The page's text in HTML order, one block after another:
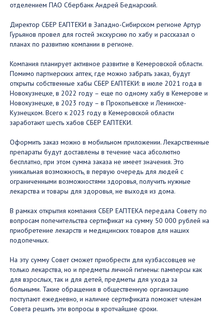
отделением ПАО Сбербанк Андрей Беднарский.
Директор СБЕР ЕАПТЕКИ в Западно-Сибирском регионе Артур
Гурьянов провел для гостей экскурсию по хабу и рассказал о
планах по развитию компании в регионе.
Компания планирует активное развитие в Кемеровской области.
Помимо партнерских аптек, где можно забрать заказ, будут
открыты собственные хабы СБЕР ЕАПТЕКИ: в июле 2021 года в
Новокузнецке, в 2022 году – еще по одному хабу в Кемерове и
Новокузнецке, в 2023 году – в Прокопьевске и Ленинске-
Кузнецком. Всего к 2023 году в Кемеровской области
заработают шесть хабов СБЕР ЕАПТЕКИ.
Оформить заказ можно в мобильном приложении. Лекарственные
препараты будут доставлены в течение часа абсолютно
бесплатно, при этом сумма заказа не имеет значения. Это
уникальная возможность, в первую очередь для людей с
ограниченными возможностями здоровья, получить нужные
лекарства и товары для здоровья, не выходя из дома.
В рамках открытия компания СБЕР ЕАПТЕКА передала Совету по
вопросам попечительства сертификат на сумму 50 000 рублей на
приобретение лекарств и медицинских товаров для наших
подопечных.
На эту сумму Совет сможет приобрести для кузбассовцев не
только лекарства, но и предметы личной гигиены: памперсы как
для взрослых, так и для детей, предметы для ухода за
больными. Такие обращения в общественную организацию
поступают ежедневно, и наличие сертификата поможет членам
Совета решить эти вопросы в кротчайшие сроки.